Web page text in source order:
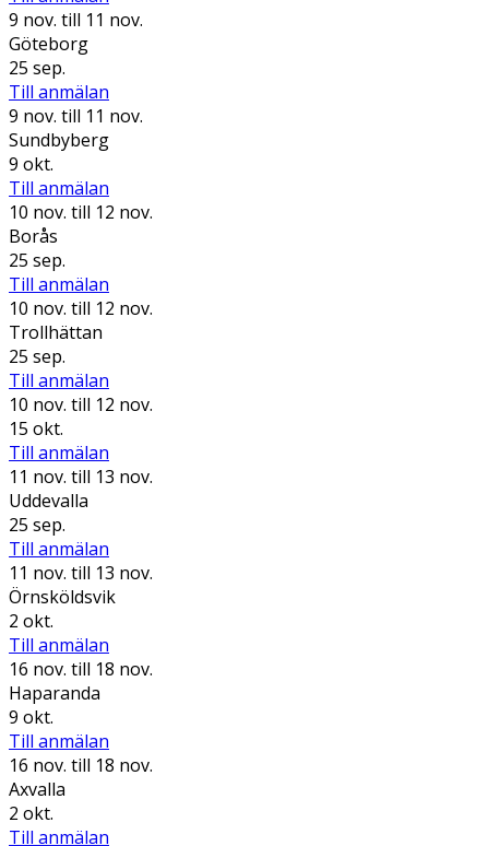
9 nov. till 11 nov.
Göteborg
25 sep.
Till anmälan
9 nov. till 11 nov.
Sundbyberg
9 okt.
Till anmälan
10 nov. till 12 nov.
Borås
25 sep.
Till anmälan
10 nov. till 12 nov.
Trollhättan
25 sep.
Till anmälan
10 nov. till 12 nov.
15 okt.
Till anmälan
11 nov. till 13 nov.
Uddevalla
25 sep.
Till anmälan
11 nov. till 13 nov.
Örnsköldsvik
2 okt.
Till anmälan
16 nov. till 18 nov.
Haparanda
9 okt.
Till anmälan
16 nov. till 18 nov.
Axvalla
2 okt.
Till anmälan